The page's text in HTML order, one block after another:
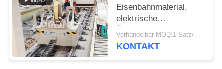
PRIVACY
POLICY
Eisenbahnmaterial,
elektrische
ÜbertragungskutscheVerhandelbar MOQ:1 Satz/Sätze
KONTAKT